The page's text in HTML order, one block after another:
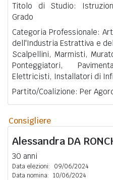
Titolo di Studio:
Grado
Categoria Professionale:
dell'Industria Estrattiva e
Scalpellini, Marmisti,
Ponteggiatori,
Elettricisti, Installatori di
Partito/Coalizione: Per
Consigliere
Alessandra DA
30 anni
Data elezioni:
09/06/2024
Data nomina: 10/06/2024